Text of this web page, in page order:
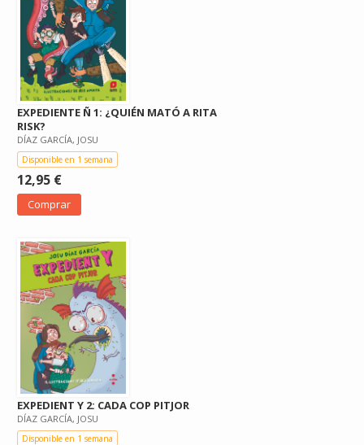
EXPEDIENTE Ñ 1: ¿QUIÉN MATÓ A RITA
RISK?
DÍAZ GARCÍA, JOSU
Disponible en 1 semana
12,95 €
Comprar
EXPEDIENT Y 2: CADA COP PITJOR
DÍAZ GARCÍA, JOSU
Disponible en 1 semana